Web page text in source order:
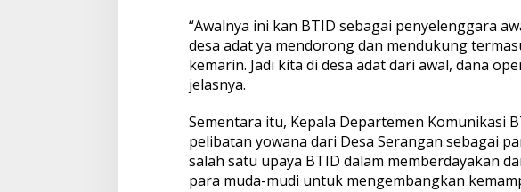
“Awalnya ini kan BTID sebagai penyelenggara
desa adat ya mendorong dan mendukung
kemarin. Jadi kita di desa adat dari awal, dana
jelasnya.
Sementara itu, Kepala Departemen Komunikasi
pelibatan yowana dari Desa Serangan sebagai
salah satu upaya BTID dalam memberdayakan
para muda-mudi untuk mengembangkan